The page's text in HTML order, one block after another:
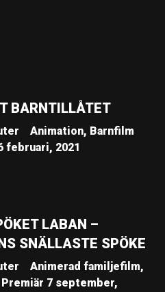
BARNTILLÅTET
Animation, Barnfilm
februari, 2021
LABAN –
SNÄLLASTE SPÖKE
Animerad familjefilm,
Premiär 7 september,